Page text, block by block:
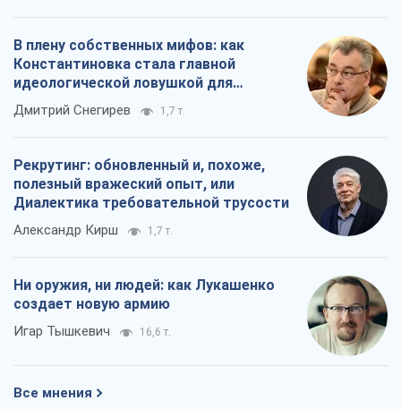
В плену собственных мифов: как
Константиновка стала главной
идеологической ловушкой для
российских оккупантов
Дмитрий Снегирев 1,7 т.
Рекрутинг: обновленный и, похоже,
полезный вражеский опыт, или
Диалектика требовательной трусости
Александр Кирш 1,7 т.
Ни оружия, ни людей: как Лукашенко
создает новую армию
Игар Тышкевич 16,6 т.
Все мнения